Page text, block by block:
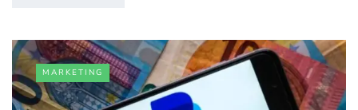
MARKETING